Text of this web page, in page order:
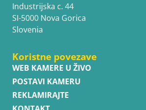
Industrijska c. 44
SI-5000 Nova Gorica
Slovenia
Koristne povezave
WEB KAMERE U ŽIVO
POSTAVI KAMERU
REKLAMIRAJTE